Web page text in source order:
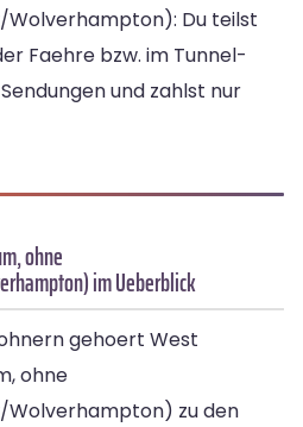
Du teilst
Faehre bzw. im Tunnel-
und zahlst nur
ohne
im Ueberblick
gehoert West
ohne
zu den